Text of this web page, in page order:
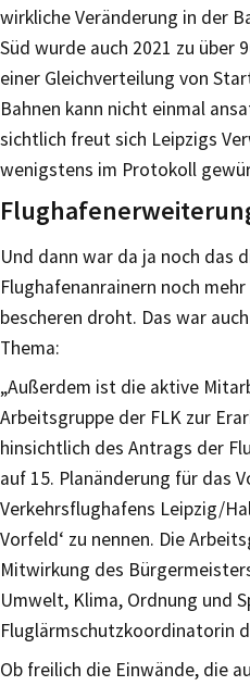
wirkliche Veränderung in der
Süd wurde auch 2021 zu über
einer Gleichverteilung von
Bahnen kann nicht einmal
sichtlich freut sich Leipzigs
wenigstens im Protokoll
Und dann war da ja noch das
Flughafenanrainern noch
bescheren droht. Das war
Thema:
„Außerdem ist die aktive
Arbeitsgruppe der FLK zur
hinsichtlich des Antrags der
auf 15. Planänderung für das
Verkehrsflughafens Leipzig/
Vorfeld‘ zu nennen. Die
Mitwirkung des
Umwelt, Klima, Ordnung und
Fluglärmschutzkoordinatorin
Ob freilich die Einwände, die